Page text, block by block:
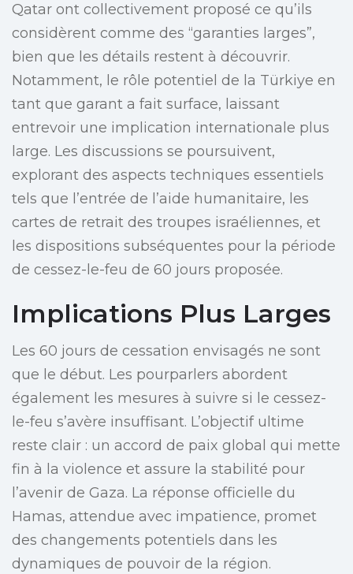
Qatar ont collectivement proposé ce qu’ils
considèrent comme des “garanties larges”,
bien que les détails restent à découvrir.
Notamment, le rôle potentiel de la Türkiye en
tant que garant a fait surface, laissant
entrevoir une implication internationale plus
large. Les discussions se poursuivent,
explorant des aspects techniques essentiels
tels que l’entrée de l’aide humanitaire, les
cartes de retrait des troupes israéliennes, et
les dispositions subséquentes pour la période
de cessez-le-feu de 60 jours proposée.
Implications Plus Larges
Les 60 jours de cessation envisagés ne sont
que le début. Les pourparlers abordent
également les mesures à suivre si le cessez-
le-feu s’avère insuffisant. L’objectif ultime
reste clair : un accord de paix global qui mette
fin à la violence et assure la stabilité pour
l’avenir de Gaza. La réponse officielle du
Hamas, attendue avec impatience, promet
des changements potentiels dans les
dynamiques de pouvoir de la région.